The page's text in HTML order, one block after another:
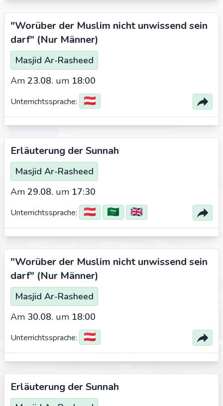
"Worüber der Muslim nicht unwissend sein
darf" (Nur Männer)
Masjid Ar-Rasheed
Am 23.08. um 18:00
Unterrichtssprache: 🇦🇹
Erläuterung der Sunnah
Masjid Ar-Rasheed
Am 29.08. um 17:30
Unterrichtssprache: 🇦🇹 🇸🇦 🇬🇧
"Worüber der Muslim nicht unwissend sein
darf" (Nur Männer)
Masjid Ar-Rasheed
Am 30.08. um 18:00
Unterrichtssprache: 🇦🇹
Erläuterung der Sunnah